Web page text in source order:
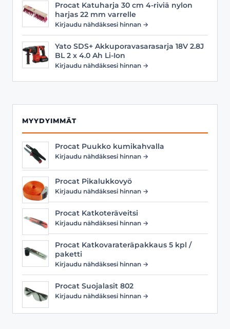
Procat Katuharja 30 cm 4-riviä nylon
harjas 22 mm varrelle
Kirjaudu nähdäksesi hinnan →
Yato SDS+ Akkuporavasarasarja 18V 2.8J
BL 2 x 4.0 Ah Li-Ion
Kirjaudu nähdäksesi hinnan →
MYYDYIMMÄT
Procat Puukko kumikahvalla
Kirjaudu nähdäksesi hinnan →
Procat Pikalukkovyö
Kirjaudu nähdäksesi hinnan →
Procat Katkoteräveitsi
Kirjaudu nähdäksesi hinnan →
Procat Katkovarateräpakkaus 5 kpl /
paketti
Kirjaudu nähdäksesi hinnan →
Procat Suojalasit 802
Kirjaudu nähdäksesi hinnan →